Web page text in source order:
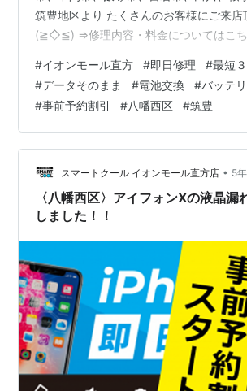
筑豊地区より たくさんのお客様にご来店
(≧◇≦) ⇒修理内容・料金についてはこち
モール直方店では、 事前予約割引を始め
やガラスコーティングでご来店下さる前
ただくだけで修理やコーティング料金を
いたします！！ かなりお得なキャンペ
ますので、 是非、ご来店の際は事前予
ね(*'ω'*) ⇒We…
#イオンモール直方 #即日修理 #最短
#データそのまま #電池交換 #バッテ
#事前予約割引 #八幡西区 #筑豊
スマートクール イオンモール直方店 • 5
〈八幡西区〉アイフォンXの液晶漏
しました！！